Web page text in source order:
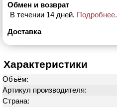
Обмен и возврат
В течении 14 дней. Подробнее.
Доставка
Характеристики
Объём:
Артикул производителя:
Страна: